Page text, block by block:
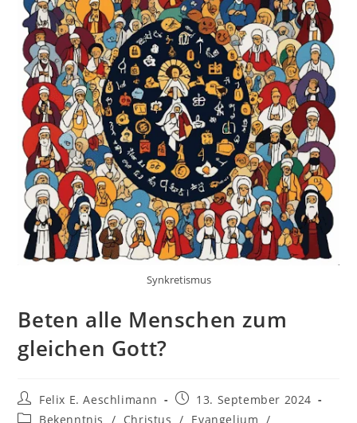
Synkretismus
Beten alle Menschen zum
gleichen Gott?
Felix E. Aeschlimann
13. September 2024
Bekenntnis
/ Christus / Evangelium /